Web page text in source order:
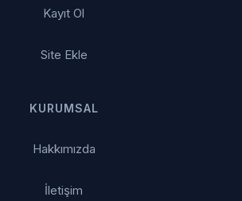
Kayıt Ol
Site Ekle
KURUMSAL
Hakkımızda
İletişim